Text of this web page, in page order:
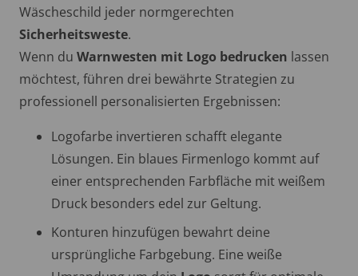
Wäscheschild jeder normgerechten
Sicherheitsweste.
Wenn du Warnwesten mit Logo bedrucken lassen
möchtest, führen drei bewährte Strategien zu
professionell personalisierten Ergebnissen:
Logofarbe invertieren schafft elegante
Lösungen. Ein blaues Firmenlogo kommt auf
einer entsprechenden Farbfläche mit weißem
Druck besonders edel zur Geltung.
Konturen hinzufügen bewahrt deine
ursprüngliche Farbgebung. Eine weiße